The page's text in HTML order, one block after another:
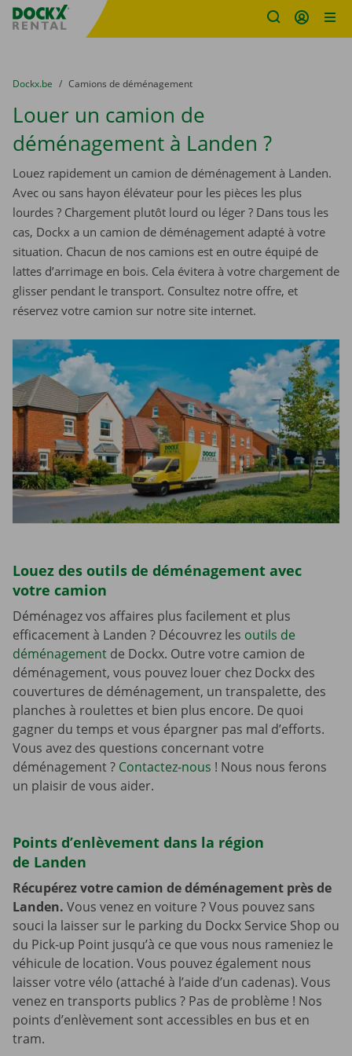
sitename
You are here:
du
Dockx.be to
Camions de déménagement
Louer un camion de
déménagement à Landen ?
Louez rapidement un camion de déménagement à Landen.
Avec ou sans hayon élévateur pour les pièces les plus
lourdes ? Chargement plutôt lourd ou léger ? Dans tous les
cas, Dockx a un camion de déménagement adapté à votre
situation. Chacun de nos camions est en outre équipé de
lattes d’arrimage en bois. Cela évitera à votre chargement de
glisser pendant le transport. Consultez notre offre, et
réservez votre camion sur notre site internet.
Louez des outils de déménagement avec
votre camion
Déménagez vos affaires plus facilement et plus
efficacement à Landen ? Découvrez les outils de
déménagement de Dockx. Outre votre camion de
déménagement, vous pouvez louer chez Dockx des
couvertures de déménagement, un transpalette, des
planches à roulettes et bien plus encore. De quoi
gagner du temps et vous épargner pas mal d’efforts.
Vous avez des questions concernant votre
déménagement ? Contactez-nous ! Nous nous ferons
un plaisir de vous aider.
Points d’enlèvement dans la région
de Landen
Récupérez votre camion de déménagement près de
Landen. Vous venez en voiture ? Vous pouvez sans
souci la laisser sur le parking du Dockx Service Shop ou
du Pick-up Point jusqu’à ce que vous nous rameniez le
véhicule de location. Vous pouvez également nous
laisser votre vélo (attaché à l’aide d’un cadenas). Vous
venez en transports publics ? Pas de problème ! Nos
points d’enlèvement sont accessibles en bus et en
tram.